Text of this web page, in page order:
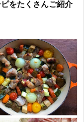
をたくさんご紹介